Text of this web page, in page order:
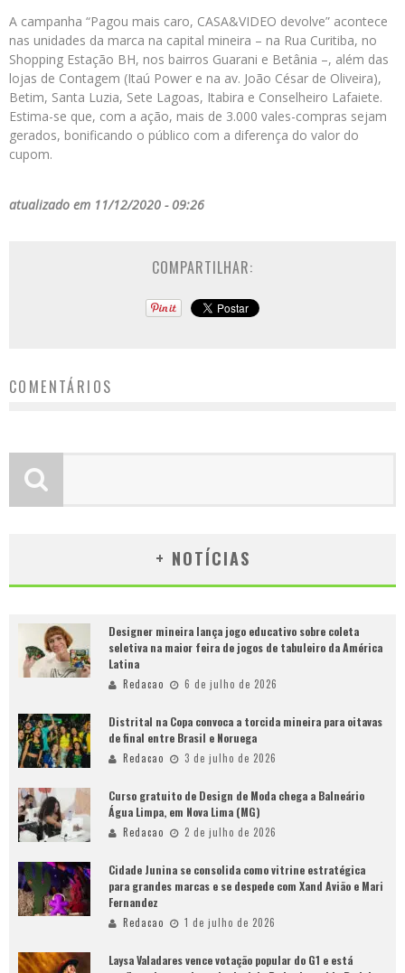
A campanha “Pagou mais caro, CASA&VIDEO devolve” acontece
nas unidades da marca na capital mineira – na Rua Curitiba, no
Shopping Estação BH, nos bairros Guarani e Betânia –, além das
lojas de Contagem (Itaú Power e na av. João César de Oliveira),
Betim, Santa Luzia, Sete Lagoas, Itabira e Conselheiro Lafaiete.
Estima-se que, com a ação, mais de 3.000 vales-compras sejam
gerados, bonificando o público com a diferença do valor do
cupom.
atualizado em 11/12/2020 - 09:26
COMPARTILHAR:
COMENTÁRIOS
+ NOTÍCIAS
Designer mineira lança jogo educativo sobre coleta
seletiva na maior feira de jogos de tabuleiro da América
Latina
Redacao 6 de julho de 2026
Distrital na Copa convoca a torcida mineira para oitavas
de final entre Brasil e Noruega
Redacao 3 de julho de 2026
Curso gratuito de Design de Moda chega a Balneário
Água Limpa, em Nova Lima (MG)
Redacao 2 de julho de 2026
Cidade Junina se consolida como vitrine estratégica
para grandes marcas e se despede com Xand Avião e Mari
Fernandez
Redacao 1 de julho de 2026
Laysa Valadares vence votação popular do G1 e está